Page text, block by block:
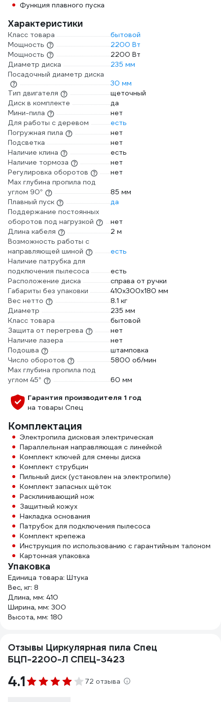
Функция плавного пуска
Характеристики
Класс товара
бытовой
Мощность
2200 Вт
Мощность
2200 Вт
Диаметр диска
235 мм
Посадочный диаметр диска
30 мм
Тип двигателя
щеточный
Диск в комплекте
да
Мини-пила
нет
Для работы с деревом
есть
Погружная пила
нет
Подсветка
нет
Наличие клина
есть
Наличие тормоза
нет
Регулировка оборотов
нет
Max глубина пропила под
углом 90°
85 мм
Плавный пуск
да
Поддержание постоянных
оборотов под нагрузкой
нет
Длина кабеля
2 м
Возможность работы с
направляющей шиной
есть
Наличие патрубка для
подключения пылесоса
есть
Расположение диска
справа от ручки
Габариты без упаковки
410х300х180 мм
Вес нетто
8.1 кг
Диаметр
235 мм
Класс товара
бытовой
Защита от перегрева
нет
Наличие лазера
нет
Подошва
штамповка
Число оборотов
5800 об/мин
Max глубина пропила под
углом 45°
60 мм
Гарантия производителя 1 год
на товары Спец
Комплектация
Электропила дисковая электрическая
Параллельная направляющая с линейкой
Комплект ключей для смены диска
Комплект струбцин
Пильный диск (установлен на электропиле)
Комплект запасных щёток
Расклинивающий нож
Защитный кожух
Накладка основания
Патрубок для подключения пылесоса
Комплект крепежа
Инструкция по использованию с гарантийным талоном
Картонная упаковка
Упаковка
Единица товара: Штука
Вес, кг: 8
Длина, мм: 410
Ширина, мм: 300
Высота, мм: 180
Отзывы Циркулярная пила Спец
БЦП-2200-Л СПЕЦ-3423
4.1 72 отзыва